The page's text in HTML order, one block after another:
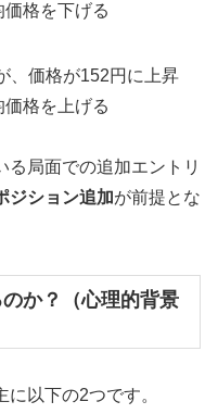
格を下げる
、価格が152円に上昇
格を上げる
局面での追加エントリ
ジション追加が前提とな
か？（心理的背景
以下の2つです。